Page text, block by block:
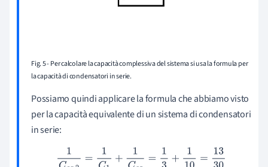
Fig. 5 - Per calcolare la capacità complessiva del sistema si usa la formula per
la capacità di condensatori in serie.
Possiamo quindi applicare la formula che abbiamo visto
per la capacità equivalente di un sistema di condensatori
in serie:
1 Ceq,2=1 C1 +1Ceq=1 3+110 =1330